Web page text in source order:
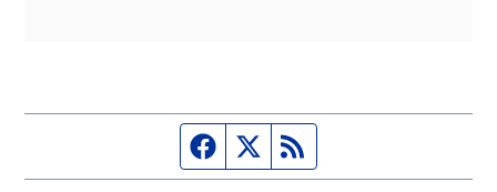
Página de Facebook
Fuente Twitter